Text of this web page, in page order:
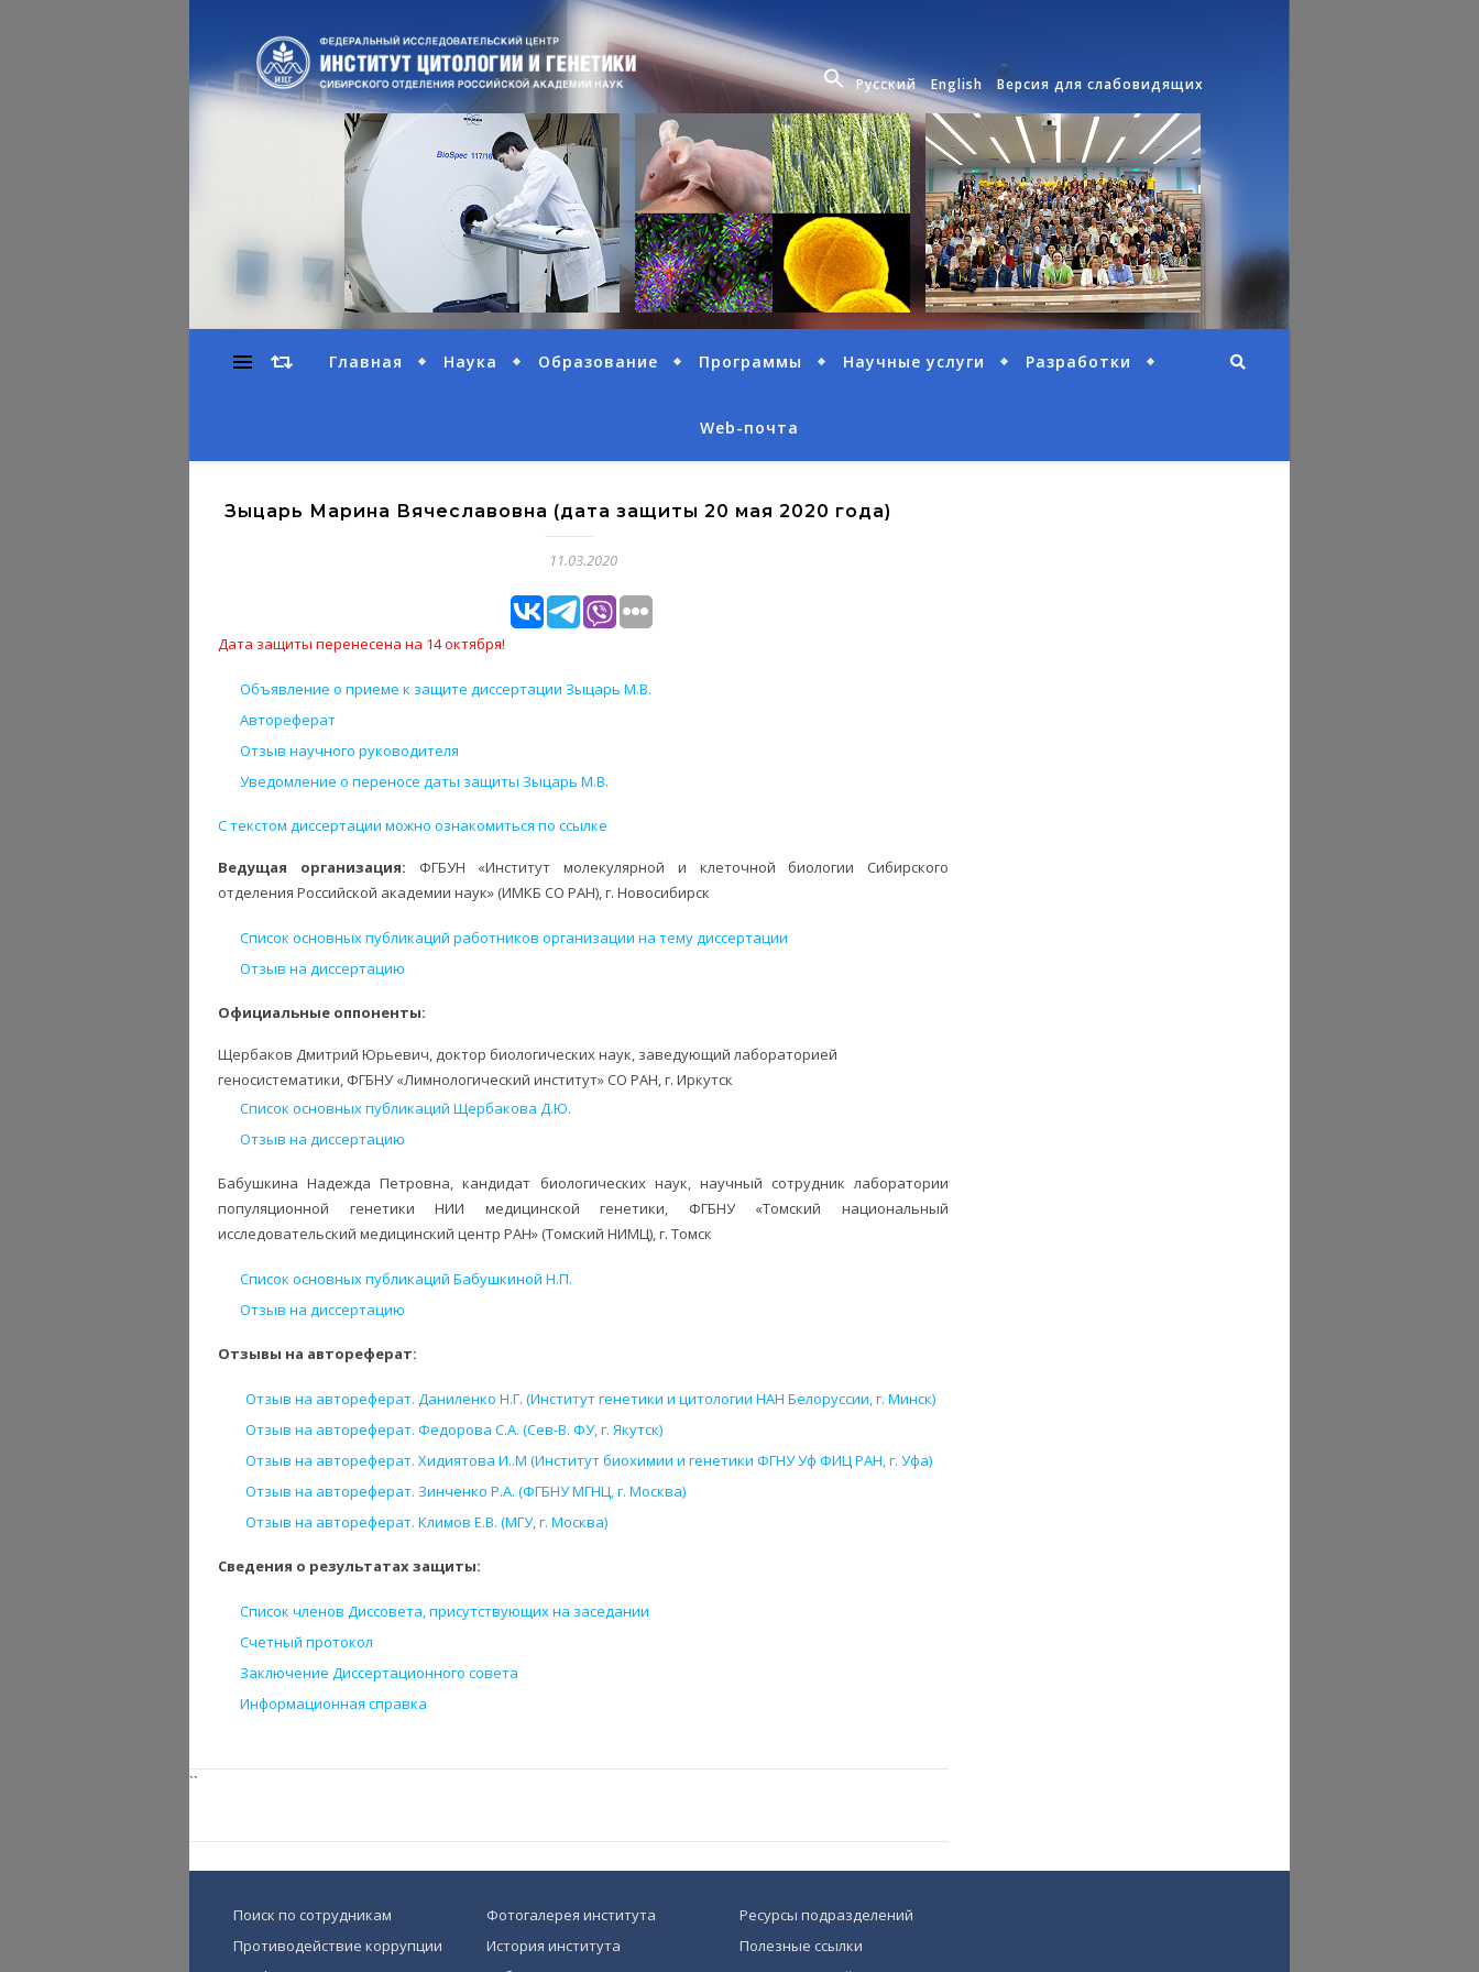
Русский English Версия для слабовидящих
Главная Наука Образование Программы Научные услуги Разработки
Web-почта
Зыцарь Марина Вячеславовна (дата защиты 20 мая 2020 года)
11.03.2020
Дата защиты перенесена на 14 октября!
Объявление о приеме к защите диссертации Зыцарь М.В.
Автореферат
Отзыв научного руководителя
Уведомление о переносе даты защиты Зыцарь М.В.
С текстом диссертации можно ознакомиться по ссылке
Ведущая организация: ФГБУН «Институт молекулярной и клеточной биологии Сибирского
отделения Российской академии наук» (ИМКБ СО РАН), г. Новосибирск
Список основных публикаций работников организации на тему диссертации
Отзыв на диссертацию
Официальные оппоненты:
Щербаков Дмитрий Юрьевич, доктор биологических наук, заведующий лабораторией
геносистематики, ФГБНУ «Лимнологический институт» СО РАН, г. Иркутск
Список основных публикаций Щербакова Д.Ю.
Отзыв на диссертацию
Бабушкина Надежда Петровна, кандидат биологических наук, научный сотрудник лаборатории
популяционной генетики НИИ медицинской генетики, ФГБНУ «Томский национальный
исследовательский медицинский центр РАН» (Томский НИМЦ), г. Томск
Список основных публикаций Бабушкиной Н.П.
Отзыв на диссертацию
Отзывы на автореферат:
Отзыв на автореферат. Даниленко Н.Г. (Институт генетики и цитологии НАН Белоруссии, г. Минск)
Отзыв на автореферат. Федорова С.А. (Сев-В. ФУ, г. Якутск)
Отзыв на автореферат. Хидиятова И..М (Институт биохимии и генетики ФГНУ Уф ФИЦ РАН, г. Уфа)
Отзыв на автореферат. Зинченко Р.А. (ФГБНУ МГНЦ, г. Москва)
Отзыв на автореферат. Климов Е.В. (МГУ, г. Москва)
Сведения о результатах защиты:
Список членов Диссовета, присутствующих на заседании
Счетный протокол
Заключение Диссертационного совета
Информационная справка
``
Поиск по сотрудникам
Противодействие коррупции
Фотогалерея института
История института
Ресурсы подразделений
Полезные ссылки